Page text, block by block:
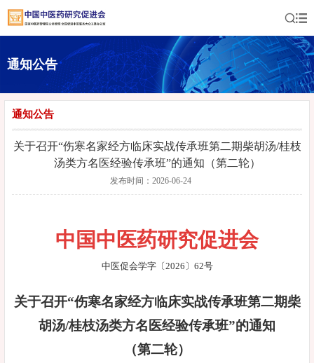
通知公告
通知公告
关于召开“伤寒名家经方临床实战传承班第二期柴胡汤/桂枝
汤类方名医经验传承班”的通知（第二轮）
发布时间：2026-06-24
中国中医药研究促进会
中医促会学字〔2026〕62号
关于召开“伤寒名家经方临床实战传承班第二期柴
胡汤/桂枝汤类方名医经验传承班”的通知
（第二轮）